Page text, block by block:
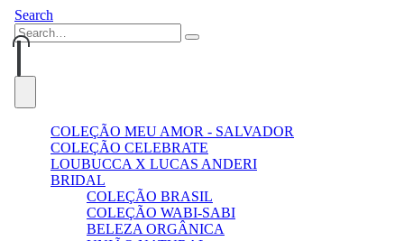
Search
COLEÇÃO MEU AMOR - SALVADOR
COLEÇÃO CELEBRATE
LOUBUCCA X LUCAS ANDERI
BRIDAL
COLEÇÃO BRASIL
COLEÇÃO WABI-SABI
BELEZA ORGÂNICA